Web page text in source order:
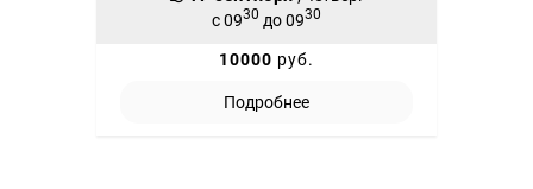
с 0930 до 0930
10000 руб.
Подробнее